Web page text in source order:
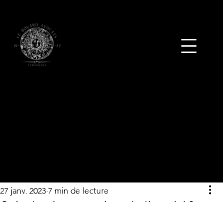
27 janv. 2023 7 min de lecture